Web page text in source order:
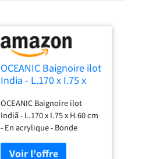
OCEANIC Baignoire ilot
India - L.170 x I.75 x
- Bonde poussoir -
Blanc
OCEANIC Baignoire ilot
Indiã - L.170 x I.75 x H.60 cm
- En acrylique - Bonde
poussoir - Blanc -
rapido2shop